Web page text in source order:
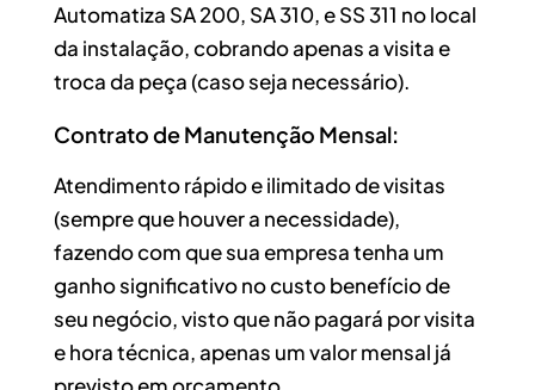
Automatiza SA 200, SA 310, e SS 311 no local
da instalação, cobrando apenas a visita e
troca da peça (caso seja necessário).
Contrato de Manutenção Mensal:
Atendimento rápido e ilimitado de visitas
(sempre que houver a necessidade),
fazendo com que sua empresa tenha um
ganho significativo no custo benefício de
seu negócio, visto que não pagará por visita
e hora técnica, apenas um valor mensal já